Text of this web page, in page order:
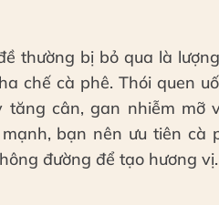
thường bị bỏ qua là
chế cà phê. Thói quen
tăng cân, gan nhiễm mỡ
bạn nên ưu tiên cà
đường để tạo hương vị.